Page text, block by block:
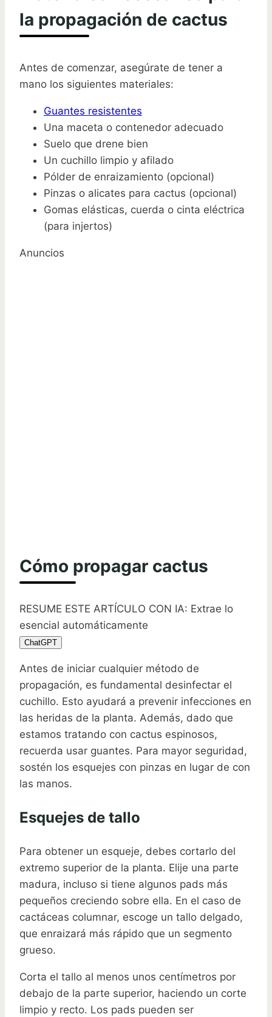
la propagación de cactus
Antes de comenzar, asegúrate de tener a
mano los siguientes materiales:
Guantes resistentes
Una maceta o contenedor adecuado
Suelo que drene bien
Un cuchillo limpio y afilado
Pólder de enraizamiento (opcional)
Pinzas o alicates para cactus (opcional)
Gomas elásticas, cuerda o cinta eléctrica
(para injertos)
Anuncios
Cómo propagar cactus
RESUME ESTE ARTÍCULO CON IA: Extrae lo
esencial automáticamente
ChatGPT
Antes de iniciar cualquier método de
propagación, es fundamental desinfectar el
cuchillo. Esto ayudará a prevenir infecciones en
las heridas de la planta. Además, dado que
estamos tratando con cactus espinosos,
recuerda usar guantes. Para mayor seguridad,
sostén los esquejes con pinzas en lugar de con
las manos.
Esquejes de tallo
Para obtener un esqueje, debes cortarlo del
extremo superior de la planta. Elije una parte
madura, incluso si tiene algunos pads más
pequeños creciendo sobre ella. En el caso de
cactáceas columnar, escoge un tallo delgado,
que enraizará más rápido que un segmento
grueso.
Corta el tallo al menos unos centímetros por
debajo de la parte superior, haciendo un corte
limpio y recto. Los pads pueden ser